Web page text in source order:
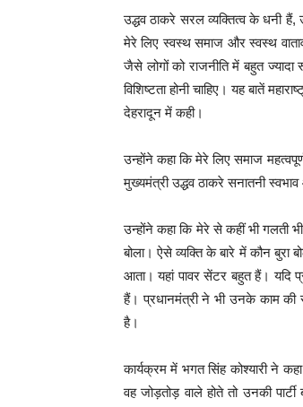
उद्धव ठाकरे सरल व्यक्तित्व के धनी हैं,
मेरे लिए स्वस्थ समाज और स्वस्थ
जैसे लोगों को राजनीति में बहुत
विशिष्टता होनी चाहिए। यह बातें
देहरादून में कही।
उन्होंने कहा कि मेरे लिए समाज
मुख्यमंत्री उद्धव ठाकरे सनातनी
उन्होंने कहा कि मेरे से कहीं भी गलती
बोला। ऐसे व्यक्ति के बारे में कौन बुरा
आता। यहां पावर सेंटर बहुत हैं। यदि
हैं। प्रधानमंत्री ने भी उनके काम की
है।
कार्यक्रम में भगत सिंह कोश्यारी ने
वह जोड़तोड़ वाले होते तो उनकी